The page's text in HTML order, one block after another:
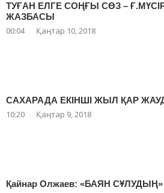
ТУҒАН ЕЛГЕ СОҢҒЫ СӨЗ –
ЖАЗБАСЫ
00:04 Қаңтар 10, 2018
САХАРАДА ЕКІНШІ ЖЫЛ ҚАР
10:20 Қаңтар 9, 2018
Қайнар Олжаев: «БАЯН